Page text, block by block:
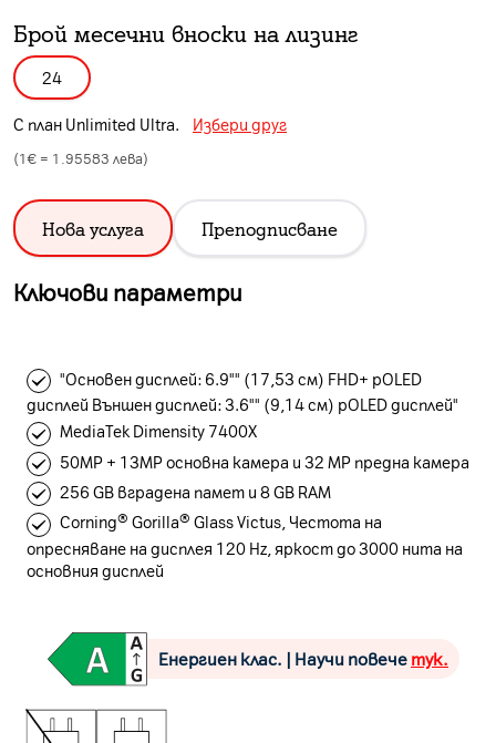
Брой месечни вноски на лизинг
24
С план Unlimited Ultra. Избери друг
(1€ = 1.95583 лева)
Нова услуга Преподписване
Ключови параметри
"Основен дисплей: 6.9"" (17,53 см) FHD+ pOLED
дисплей Външен дисплей: 3.6"" (9,14 см) pOLED дисплей"
MediaTek Dimensity 7400X
50MP + 13MP основна камера и 32 MP предна камера
256 GB вградена памет и 8 GB RAM
Corning® Gorilla® Glass Victus, Честота на
опресняване на дисплея 120 Hz, яркост до 3000 нита на
основния дисплей
Енергиен клас. | Научи повече тук.